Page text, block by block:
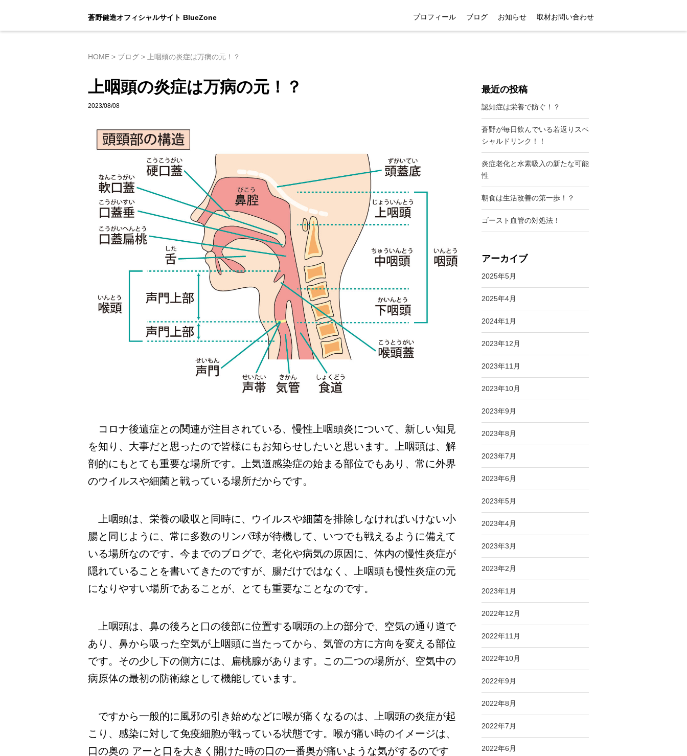
蒼野健造オフィシャルサイト BlueZone プロフィール ブログ お知らせ 取材お問い合わせ
HOME > ブログ > 上咽頭の炎症は万病の元！？
上咽頭の炎症は万病の元！？
2023/08/08
コロナ後遺症との関連が注目されている、慢性上咽頭炎について、新しい知見
を知り、大事だと思ったので皆様にもお知らせしたいと思います。上咽頭は、解
剖的にもとても重要な場所です。上気道感染症の始まる部位でもあり、常に外界
のウイルスや細菌と戦っている場所だからです。
上咽頭は、栄養の吸収と同時に、ウイルスや細菌を排除しなければいけない小
腸と同じように、常に多数のリンパ球が待機して、いつでも戦えるように備えて
いる場所なのです。今までのブログで、老化や病気の原因に、体内の慢性炎症が
隠れていることを書いてきたのですが、腸だけではなく、上咽頭も慢性炎症の元
になりやすい場所であることが、とても重要なことなのです。
上咽頭は、鼻の後ろと口の後部に位置する咽頭の上の部分で、空気の通り道で
あり、鼻から吸った空気が上咽頭に当たってから、気管の方に方向を変える部位
です。その少し下の側方には、扁桃腺があります。この二つの場所が、空気中の
病原体の最初の防衛線として機能しています。
ですから一般的に風邪の引き始めなどに喉が痛くなるのは、上咽頭の炎症が起
こり、感染に対して免疫細胞が戦っている状態です。喉が痛い時のイメージは、
口の奥の アーと口を大きく開けた時の口の一番奥が痛いような気がするのです
最近の投稿
認知症は栄養で防ぐ！？
蒼野が毎日飲んでいる若返りスペ
シャルドリンク！！
炎症老化と水素吸入の新たな可能
性
朝食は生活改善の第一歩！？
ゴースト血管の対処法！
アーカイブ
2025年5月
2025年4月
2024年1月
2023年12月
2023年11月
2023年10月
2023年9月
2023年8月
2023年7月
2023年6月
2023年5月
2023年4月
2023年3月
2023年2月
2023年1月
2022年12月
2022年11月
2022年10月
2022年9月
2022年8月
2022年7月
2022年6月